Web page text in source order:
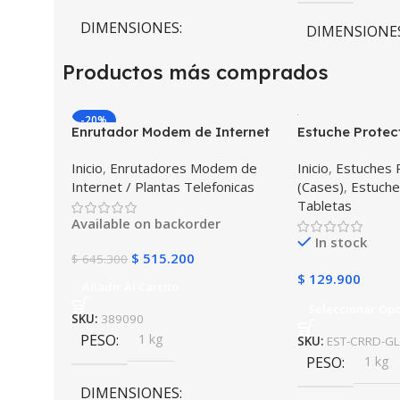
DIMENSIONES
10 × 10 × 10 cm
COLOR Negro
10 × 10 × 10 cm
COLOR
Gris ,Negro ,
Productos más comprados
-20%
Enrutador Modem de Internet
Operador 4G LTE SIMCARD
Inicio, Enrutadores Modem de
Internet / Plantas Telefonicas
Available on backorder
$645.300 $ 515.200
SKU: 389090
PESO 1 kg
DIMENSIONES
Estuche
Galaxy Tab A8
2022 SM-x200
golpes con
Inicio, Estuches
(Cases),
Tabletas
In stock
$ 129.900
SKU: EST-CRRD-
PESO 1 kg